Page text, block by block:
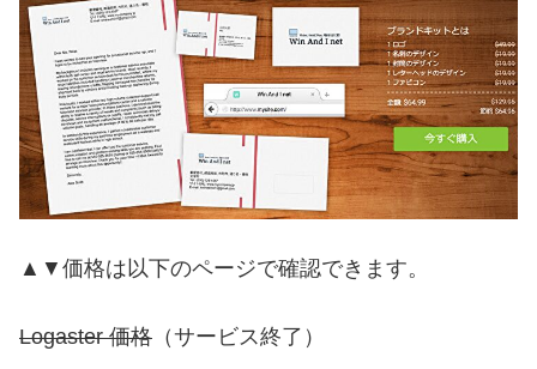
▲▼価格は以下のページで確認できます。
Logaster 価格 （サービス終了）